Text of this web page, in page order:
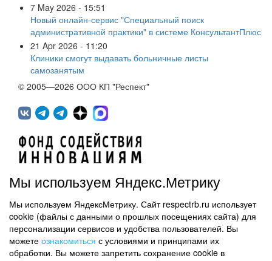
7 May 2026 - 15:51
Новый онлайн-сервис "Специальный поиск
административной практики" в системе КонсультантПлюс
21 Apr 2026 - 11:20
Клиники смогут выдавать больничные листы
самозанятым
© 2005—2026 ООО КП "Респект"
450071, г.Уфа, ул. 50 лет СССР, д.48 корп.1, офис 307
(347) 291 20 70
Контактная информация
Карта сайта
Мы используем Яндекс.Метрику
Мы используем ЯндексМетрику. Сайт respectrb.ru использует
cookie (файлы с данными о прошлых посещениях сайта) для
персонализации сервисов и удобства пользователей. Вы
можете ознакомиться с условиями и принципами их
обработки. Вы можете запретить сохранение cookie в